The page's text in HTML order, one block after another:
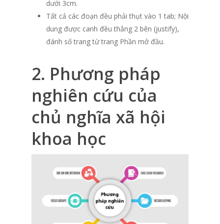
dưới 3cm.
Tất cả các đoạn đều phải thụt vào 1 tab; Nội
dung được canh đều thẳng 2 bên (justify),
đánh số trang từ trang Phần mở đầu.
2. Phương pháp
nghiên cứu của
chủ nghĩa xã hội
khoa học